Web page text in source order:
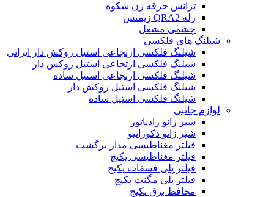
ترانس جرقه زن شکوه
رله QRA2 زیمنس
چشمی مشعل
شیلنگ های فلکسی
شیلنگ فلکسی ارتجاعی استیل روکش دار ایرانی
شیلنگ فلکسی ارتجاعی استیل روکش دار
شیلنگ فلکسی ارتجاعی استیل ساده
شیلنگ فلکسی استیل روکش دار
شیلنگ فلکسی استیل ساده
لوازم جانبی
شیر زانو رادیاتور
شیر زانو دکوراتیو
فیلتر مغناطیسی مدار برگشت
فیلتر مغناطیسی پکیج
فیلتر پلی فسفات پکیج
فیلتر پلی مگنت پکیج
محافظ برق پکیج